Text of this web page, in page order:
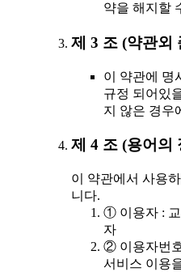
약을 해지할
제 3 조 (약관외
이 약관에 명
규정 되어있
지 않은 경우
제 4 조 (용어의
이 약관에서 사용
니다.
① 이용자 :
자
② 이용자번
서비스 이용